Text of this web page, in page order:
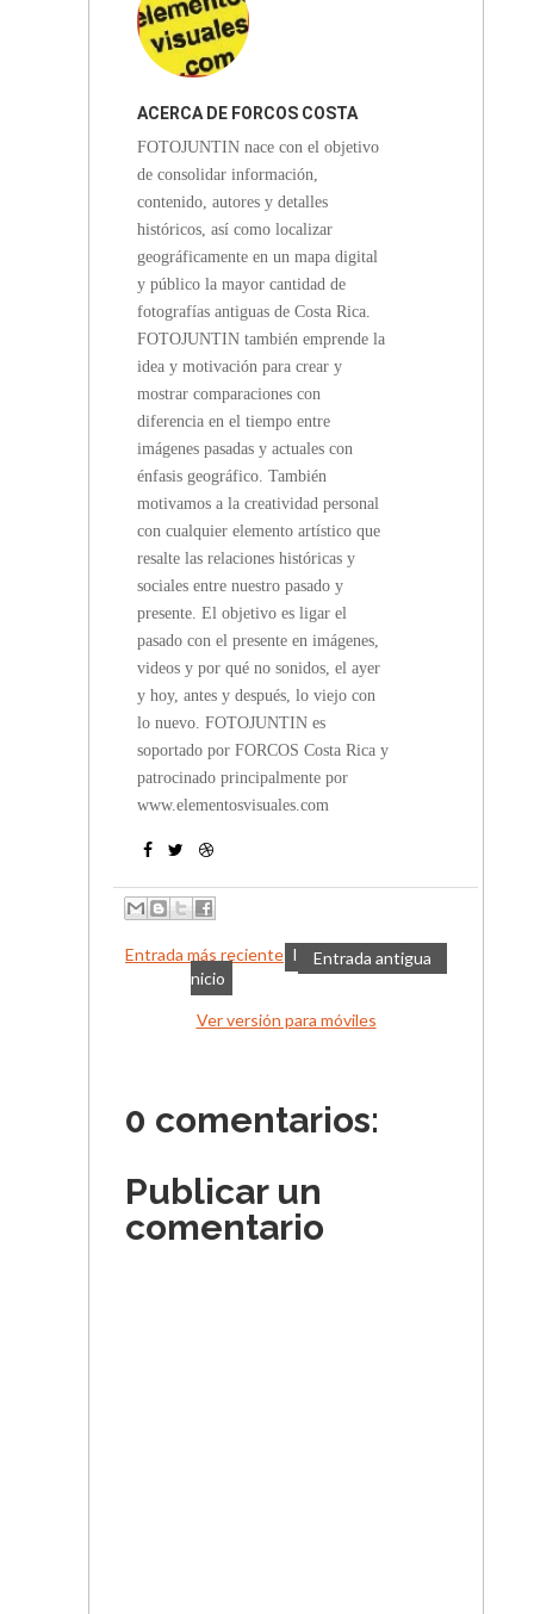
ACERCA DE FORCOS COSTA
RICA
FOTOJUNTIN nace con el objetivo
de consolidar información,
contenido, autores y detalles
históricos, así como localizar
geográficamente en un mapa digital
y público la mayor cantidad de
fotografías antiguas de Costa Rica.
FOTOJUNTIN también emprende la
idea y motivación para crear y
mostrar comparaciones con
diferencia en el tiempo entre
imágenes pasadas y actuales con
énfasis geográfico. También
motivamos a la creatividad personal
con cualquier elemento artístico que
resalte las relaciones históricas y
sociales entre nuestro pasado y
presente. El objetivo es ligar el
pasado con el presente en imágenes,
videos y por qué no sonidos, el ayer
y hoy, antes y después, lo viejo con
lo nuevo. FOTOJUNTIN es
soportado por FORCOS Costa Rica y
patrocinado principalmente por
www.elementosvisuales.com
Entrada más reciente Entrada antigua
I
nicio
Ver versión para móviles
0 comentarios:
Publicar un
comentario